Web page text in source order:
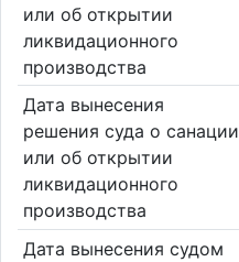
или об открытии
ликвидационного
производства
Дата вынесения
решения суда о санации
или об открытии
ликвидационного
производства
Дата вынесения судом